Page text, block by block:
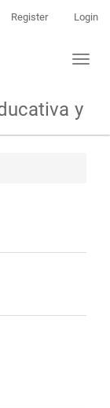
Register Login
Toggle
y